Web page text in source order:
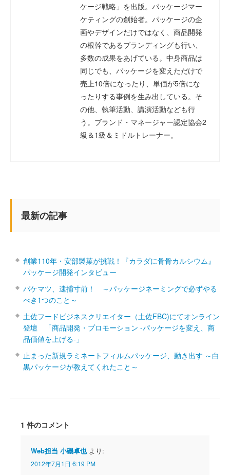
ケージ戦略」を出版。パッケージマー
ケティングの創始者。パッケージの企
画やデザインだけではなく、商品開発
の根幹であるブランディングも行い、
多数の成果をあげている。中身商品は
同じでも、パッケージを変えただけで
売上10倍になったり、単価が5倍にな
ったりする事例を生み出している。そ
の他、執筆活動、講演活動なども行
う。ブランド・マネージャー認定協会2
級＆1級＆ミドルトレーナー。
最新の記事
創業110年・安部製菓が挑戦！『カラダに骨骨カルシウム』
パッケージ開発インタビュー
パケマツ、逮捕寸前！ ～パッケージネーミングで必ずやる
べき1つのこと～
土佐フードビジネスクリエイター（土佐FBC)にてオンライン
登壇 「商品開発・プロモーション ‐パッケージを変え、商
品価値を上げる‐」
止まった新規ラミネートフィルムパッケージ、動き出す ～白
黒パッケージが教えてくれたこと～
1 件のコメント
Web担当 小磯卓也 より:
2012年7月1日 6:19 PM